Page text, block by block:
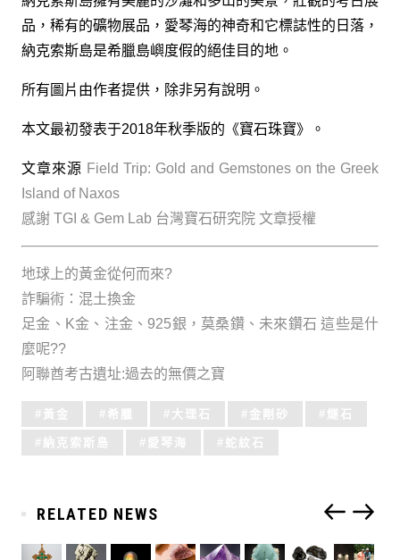
品，稀有的礦物展品，愛琴海的神奇和它標誌性的日落，
納克索斯島是希臘島嶼度假的絕佳目的地。
所有圖片由作者提供，除非另有說明。
本文最初發表于2018年秋季版的《寶石珠寶》。
文章來源 Field Trip: Gold and Gemstones on the Greek
Island of Naxos
感謝 TGI & Gem Lab 台灣寶石研究院 文章授權
地球上的黃金從何而來?
詐騙術：混土換金
足金、K金、注金、925銀，莫桑鑽、未來鑽石 這些是什
麼呢??
阿聯酋考古遺址:過去的無價之寶
Tagged
with:
黃金 希臘 大理石 金剛砂 燧石
納克索斯島 愛琴海 蛇紋石
RELATED NEWS